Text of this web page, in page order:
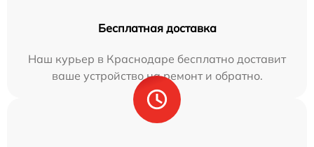
Бесплатная доставка
Наш курьер в Краснодаре бесплатно доставит
ваше устройство на ремонт и обратно.